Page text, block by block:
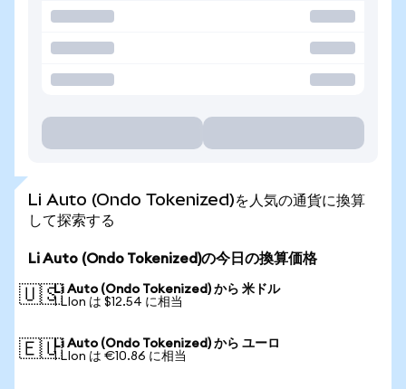
Li Auto (Ondo Tokenized)を人気の通貨に換算
して探索する
Li Auto (Ondo Tokenized)の今日の換算価格
🇺🇸Li Auto (Ondo Tokenized) から 米ドル
1 LIon は $12.54 に相当
🇪🇺Li Auto (Ondo Tokenized) から ユーロ
1 LIon は €10.86 に相当